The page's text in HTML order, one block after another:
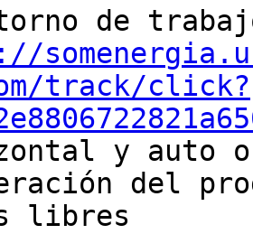
track/click?
libres